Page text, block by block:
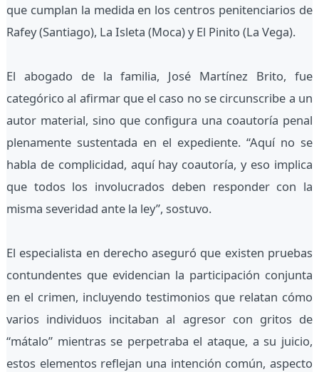
que cumplan la medida en los centros penitenciarios de
Rafey (Santiago), La Isleta (Moca) y El Pinito (La Vega).
El abogado de la familia, José Martínez Brito, fue
categórico al afirmar que el caso no se circunscribe a un
autor material, sino que configura una coautoría penal
plenamente sustentada en el expediente. “Aquí no se
habla de complicidad, aquí hay coautoría, y eso implica
que todos los involucrados deben responder con la
misma severidad ante la ley”, sostuvo.
El especialista en derecho aseguró que existen pruebas
contundentes que evidencian la participación conjunta
en el crimen, incluyendo testimonios que relatan cómo
varios individuos incitaban al agresor con gritos de
“mátalo” mientras se perpetraba el ataque, a su juicio,
estos elementos reflejan una intención común, aspecto